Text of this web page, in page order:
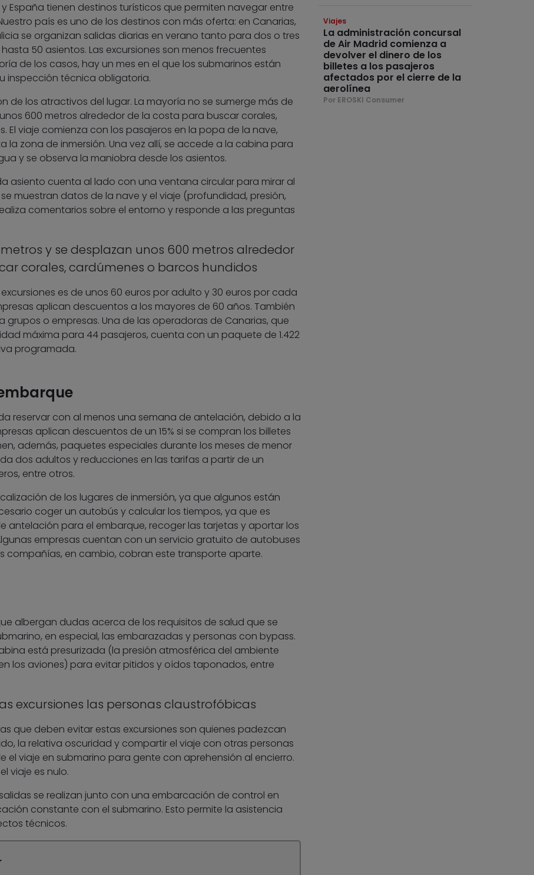
y España tienen destinos turísticos que permiten navegar entre
país es uno de los destinos con más oferta: en Canarias,
se organizan salidas diarias en verano tanto para dos o tres
50 asientos. Las excursiones son menos frecuentes
de los casos, hay un mes en el que los submarinos están
inspección técnica obligatoria.
de los atractivos del lugar. La mayoría no se sumerge más de
600 metros alrededor de la costa para buscar corales,
El viaje comienza con los pasajeros en la popa de la nave,
la zona de inmersión. Una vez allí, se accede a la cabina para
y se observa la maniobra desde los asientos.
asiento cuenta al lado con una ventana circular para mirar al
muestran datos de la nave y el viaje (profundidad, presión,
comentarios sobre el entorno y responde a las preguntas
y se desplazan unos 600 metros alrededor
corales, cardúmenes o barcos hundidos
es de unos 60 euros por adulto y 30 euros por cada
aplican descuentos a los mayores de 60 años. También
grupos o empresas. Una de las operadoras de Canarias, que
máxima para 44 pasajeros, cuenta con un paquete de 1.422
programada.
reservar con al menos una semana de antelación, debido a la
aplican descuentos de un 15% si se compran los billetes
además, paquetes especiales durante los meses de menor
dos adultos y reducciones en las tarifas a partir de un
entre otros.
de los lugares de inmersión, ya que algunos están
coger un autobús y calcular los tiempos, ya que es
antelación para el embarque, recoger las tarjetas y aportar los
empresas cuentan con un servicio gratuito de autobuses
compañías, en cambio, cobran este transporte aparte.
albergan dudas acerca de los requisitos de salud que se
en especial, las embarazadas y personas con bypass.
está presurizada (la presión atmosférica del ambiente
los aviones) para evitar pitidos y oídos taponados, entre
excursiones las personas claustrofóbicas
que deben evitar estas excursiones son quienes padezcan
la relativa oscuridad y compartir el viaje con otras personas
el viaje en submarino para gente con aprehensión al encierro.
viaje es nulo.
se realizan junto con una embarcación de control en
constante con el submarino. Esto permite la asistencia
técnicos.
Viajes
La administración concursal
de Air Madrid comienza a
devolver el dinero de los
billetes a los pasajeros
afectados por el cierre de la
aerolínea
Por EROSKI Consumer